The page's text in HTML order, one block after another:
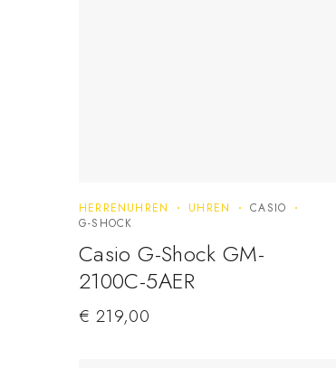
HERRENUHREN UHREN
CASIO
G-SHOCK
Casio G-Shock GM-
2100C-5AER
€ 219,00